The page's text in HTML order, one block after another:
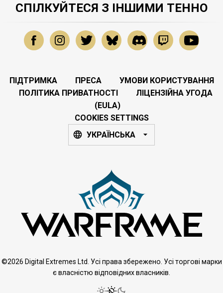
СПІЛКУЙТЕСЯ З ІНШИМИ ТЕННО
ПІДТРИМКА ПРЕСА
УМОВИ КОРИСТУВАННЯ
ПОЛІТИКА ПРИВАТНОСТІ
ЛІЦЕНЗІЙНА УГОДА
(EULA)
COOKIES SETTINGS
УКРАЇНСЬКА
©2026 Digital Extremes Ltd. Усі права збережено. Усі торгові марки
є власністю відповідних власників.